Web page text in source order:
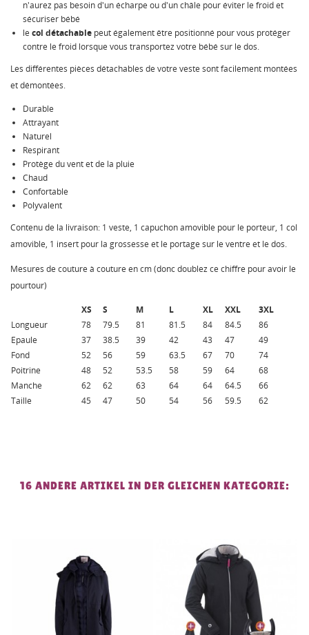
n'aurez pas besoin d'un écharpe ou d'un châle pour éviter le froid et
sécuriser bébé
le col détachable peut également être positionné pour vous protéger
contre le froid lorsque vous transportez votre bébé sur le dos.
Les différentes pièces détachables de votre veste sont facilement montées
et démontées.
Durable
Attrayant
Naturel
Respirant
Protège du vent et de la pluie
Chaud
Confortable
Polyvalent
Contenu de la livraison: 1 veste, 1 capuchon amovible pour le porteur, 1 col
amovible, 1 insert pour la grossesse et le portage sur le ventre et le dos.
Mesures de couture à couture en cm (donc doublez ce chiffre pour avoir le
pourtour)
XS S M L XL XXL
3XL
Longueur
78 79.5 81 81.5 84 84.5
86
Epaule
37 38.5 39 42 43 47
49
Fond
52 56 59 63.5 67 70
74
Poitrine
48 52 53.5 58 59 64
68
Manche
62 62 63 64 64 64.5
66
Taille
45 47 50 54 56 59.5 62
16 ANDERE ARTIKEL IN DER GLEICHEN KATEGORIE: